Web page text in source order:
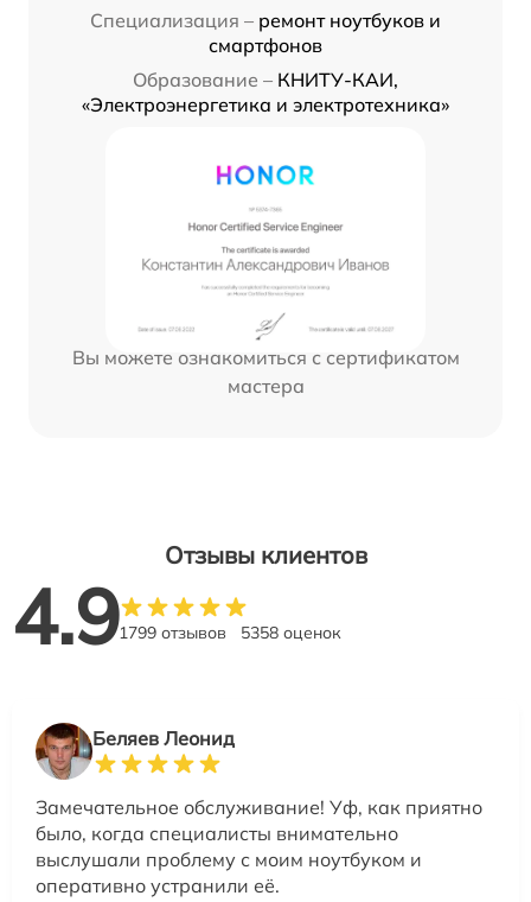
Специализация – ремонт ноутбуков и
смартфонов
Образование – КНИТУ-КАИ,
«Электроэнергетика и электротехника»
Вы можете ознакомиться с сертификатом
мастера
Отзывы клиентов
4.91799 отзывов 5358 оценок
Беляев Леонид
Замечательное обслуживание! Уф, как приятно
было, когда специалисты внимательно
выслушали проблему с моим ноутбуком и
оперативно устранили её.